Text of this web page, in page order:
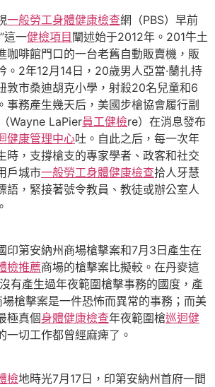
一般勞工身體健康檢查網（PBS）早前
這一健檢項目闡述始于2012年。201牛土
咖啡館門口的一台老舊自動販賣機，販
。2年12月14日，20歲男人亞當·蘭扎持
敦市桑迪胡克小學，射殺20名兒童和6
事務產生幾天后，美國步槍協會履行副
Wayne LaPier員工健檢re）在消息發布
健康管理中心吐。自此之后，每一次年
時，支撐槍支的專家學者、政客和社交
戶城市一般勞工身體健康檢查拾人牙慧
語，緊接著號令教員、教徒或辦公室人
印第安納州商場槍擊案和7月3日產生在
檢推薦商場的槍擊案比擬較。在丹麥這
有產生過年夜範圍槍擊事務的國度，產
槍擊案是一件恐怖而異常的事務；而美
極真個身體健康檢查年夜範圍槍巡迴健
一切工作都曾經麻痺了。
檢地時光7月17日，印第安納州首府一間